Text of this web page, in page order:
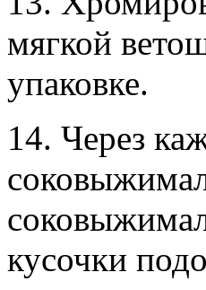
мягкой
упаковке.
14. Через
кусочки